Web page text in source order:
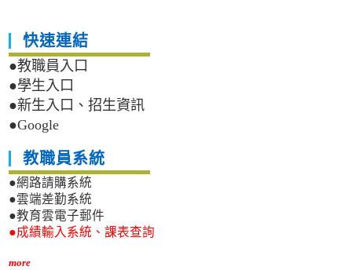
快速連結
●教職員入口
●學生入口
●新生入口、招生資訊
●Google
教職員系統
●網路請購系統
●雲端差勤系統
●教育雲電子郵件
●成績輸入系統、課表查詢
more